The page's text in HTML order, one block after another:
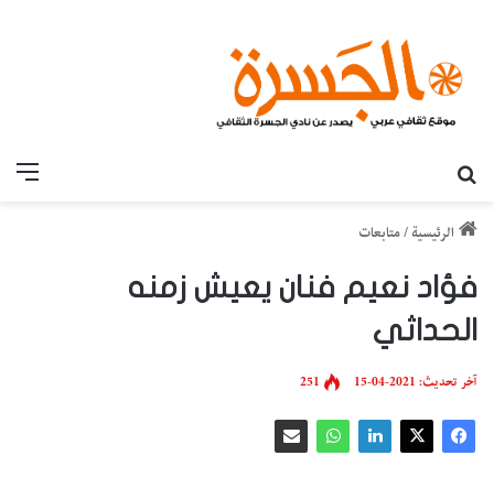
الرئيسية /متابعات
فؤاد نعيم فنان يعيش زمنه
الحداثي
آخر تحديث: 2021-04-15 251